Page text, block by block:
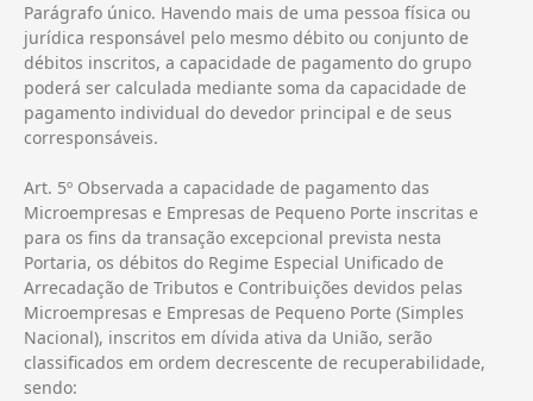
Parágrafo único. Havendo mais de uma pessoa física ou
jurídica responsável pelo mesmo débito ou conjunto de
débitos inscritos, a capacidade de pagamento do grupo
poderá ser calculada mediante soma da capacidade de
pagamento individual do devedor principal e de seus
corresponsáveis.
Art. 5º Observada a capacidade de pagamento das
Microempresas e Empresas de Pequeno Porte inscritas e
para os fins da transação excepcional prevista nesta
Portaria, os débitos do Regime Especial Unificado de
Arrecadação de Tributos e Contribuições devidos pelas
Microempresas e Empresas de Pequeno Porte (Simples
Nacional), inscritos em dívida ativa da União, serão
classificados em ordem decrescente de recuperabilidade,
sendo: